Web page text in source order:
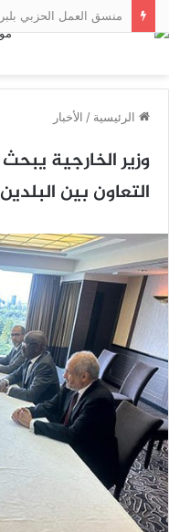
الرئيسية / الأخبار
وزير الخارجية
التعاون بين البلدين